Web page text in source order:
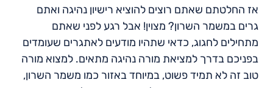
אז החלטתם שאתם רוצים להוציא רישיון נהיגה ואתם
גרים במשמר השרון? מצוין! אבל רגע לפני שאתם
מתחילים לחגוג, כדאי שתהיו מודעים לאתגרים שעומדים
בפניכם בדרך למציאת מורה נהיגה מתאים. למצוא מורה
טוב זה לא תמיד פשוט, במיוחד באזור כמו משמר השרון,